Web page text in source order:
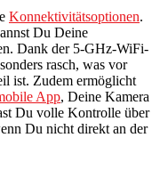
Konnektivitätsoptionen.
Du Deine
Dank der 5-GHz-WiFi-
rasch, was vor
ist. Zudem ermöglicht
App, Deine Kamera
Du volle Kontrolle über
Du nicht direkt an der